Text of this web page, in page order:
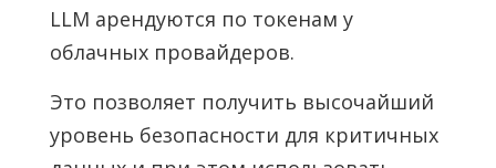
LLM арендуются по токенам у
облачных провайдеров.
Это позволяет получить высочайший
уровень безопасности для критичных